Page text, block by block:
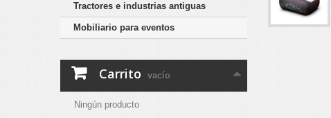
Tractores e industrias antiguas
Mobiliario para eventos
Carrito vacío
Ningún producto